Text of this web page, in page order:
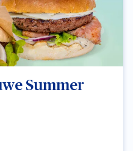
Summer